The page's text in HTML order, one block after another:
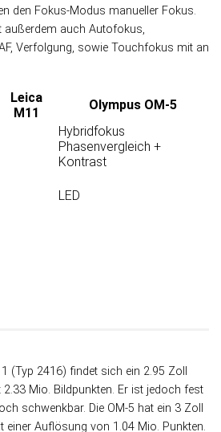
den Fokus-Modus manueller Fokus.
außer­dem auch Autofokus,
Verfolgung, sowie Touchfokus mit an
Leica
M11
Olympus OM-5
Hybridfokus
Phasenvergleich +
Kontrast
LED
(Typ 2416) findet sich ein 2.95 Zoll
Mio. Bild­punk­ten. Er ist je­doch fest
schwenk­bar. Die OM-5 hat ein 3 Zoll
einer Auf­lö­sung von 1.04 Mio. Punk­ten.